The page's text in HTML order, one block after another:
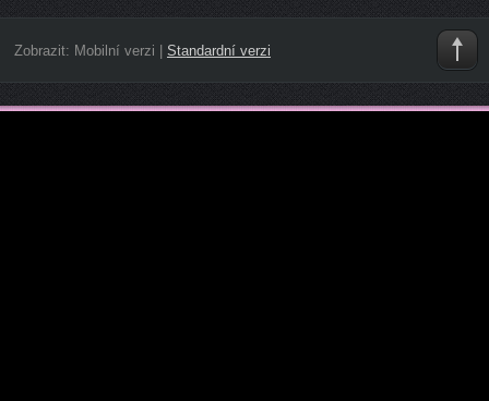
Zobrazit: Mobilní verzi Standardní verzi